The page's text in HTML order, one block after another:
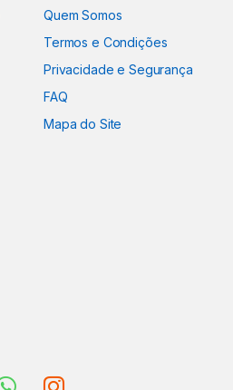
Quem Somos
Termos e Condições
Privacidade e Segurança
FAQ
Mapa do Site